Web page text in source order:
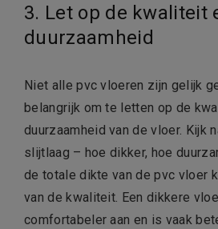
3. Let op de kwaliteit
duurzaamheid
Niet alle pvc vloeren zijn gelijk
belangrijk om te letten op de
duurzaamheid van de vloer. Kijk
slijtlaag – hoe dikker, hoe
de totale dikte van de pvc vloer
van de kwaliteit. Een dikkere
comfortabeler aan en is vaak